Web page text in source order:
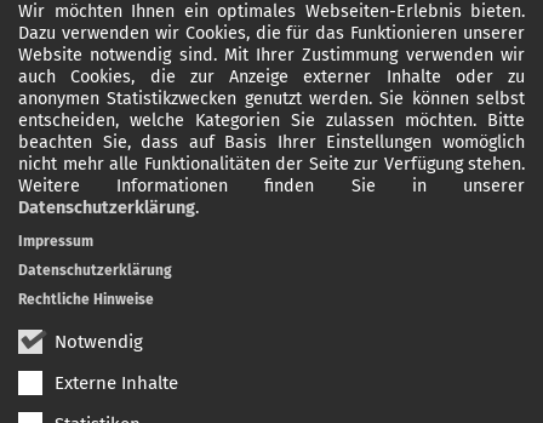
Wir möchten Ihnen ein optimales Webseiten-Erlebnis bieten.
Dazu verwenden wir Cookies, die für das Funktionieren unserer
Website notwendig sind. Mit Ihrer Zustimmung verwenden wir
auch Cookies, die zur Anzeige externer Inhalte oder zu
anonymen Statistikzwecken genutzt werden. Sie können selbst
entscheiden, welche Kategorien Sie zulassen möchten. Bitte
beachten Sie, dass auf Basis Ihrer Einstellungen womöglich
nicht mehr alle Funktionalitäten der Seite zur Verfügung stehen.
Weitere Informationen finden Sie in unserer
Datenschutzerklärung.
Notwendig
Externe Inhalte
Impressum
Datenschutzerklärung
Rechtliche Hinweise